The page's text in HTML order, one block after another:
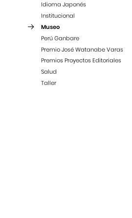
Idioma Japonés
Institucional
Museo
Perú Ganbare
Premio José Watanabe Varas
Premios Proyectos Editoriales
Salud
Taller